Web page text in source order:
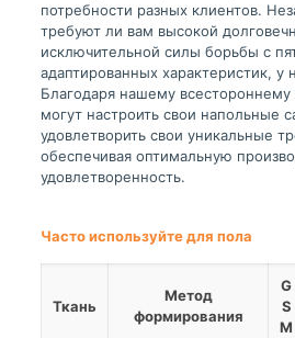
потребности разных клиентов.
требуют ли вам высокой
исключительной силы борьбы с
адаптированных характеристик, у
Благодаря нашему
могут настроить свои напольные
удовлетворить свои уникальные
обеспечивая оптимальную
удовлетворенность.
Часто используйте для пола
Ткань
Метод
формирования
G
S
M